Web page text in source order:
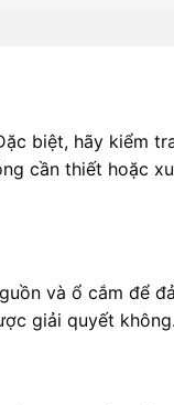
biệt, hãy kiểm
cần thiết hoặc
và ổ cắm để
giải quyết không.